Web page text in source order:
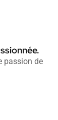
passion de